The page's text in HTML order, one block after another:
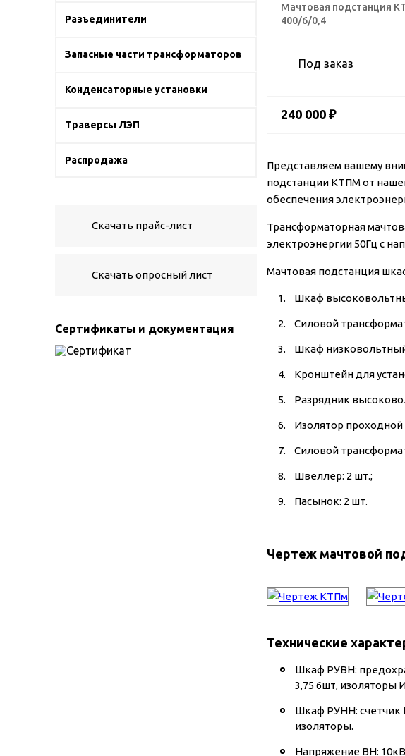
Разъединители
Запасные части трансформаторов
Конденсаторные установки
Траверсы ЛЭП
Распродажа
Скачать прайс-лист
Скачать опросный лист
Сертификаты и документация
Мачтовая подстанция
400/6/0,4
Под заказ
240 000 ₽
Представляем вашему
подстанции КТПМ от
обеспечения
Трансформаторная
электроэнергии 50Гц с
Мачтовая подстанция
Шкаф
Силовой
Шкаф
Кронштейн для
Разрядник
Изолятор
Силовой
Швеллер: 2 шт.;
Пасынок: 2 шт.
Чертеж мачтовой
Технические
Шкаф РУВН:
3,75 6шт, изоляторы
Шкаф РУНН: счетчик
изоляторы.
Напряжение ВН: